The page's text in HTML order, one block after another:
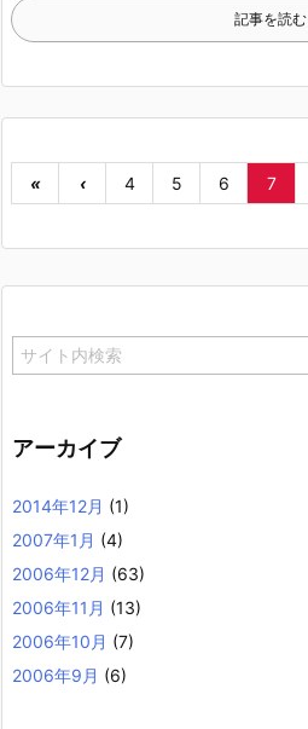
記事を読む
« ‹ 4 5 6 7
アーカイブ
2014年12月 (1)
2007年1月 (4)
2006年12月 (63)
2006年11月 (13)
2006年10月 (7)
2006年9月 (6)